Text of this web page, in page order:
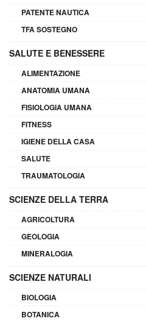
PATENTE NAUTICA
TFA SOSTEGNO
SALUTE E BENESSERE
ALIMENTAZIONE
ANATOMIA UMANA
FISIOLOGIA UMANA
FITNESS
IGIENE DELLA CASA
SALUTE
TRAUMATOLOGIA
SCIENZE DELLA TERRA
AGRICOLTURA
GEOLOGIA
MINERALOGIA
SCIENZE NATURALI
BIOLOGIA
BOTANICA